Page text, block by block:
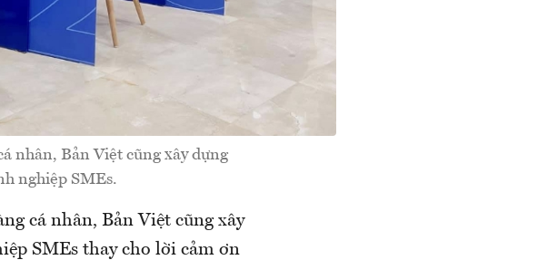
nhân, Bản Việt cũng xây dựng
nghiệp SMEs.
cá nhân, Bản Việt cũng xây
SMEs thay cho lời cảm ơn